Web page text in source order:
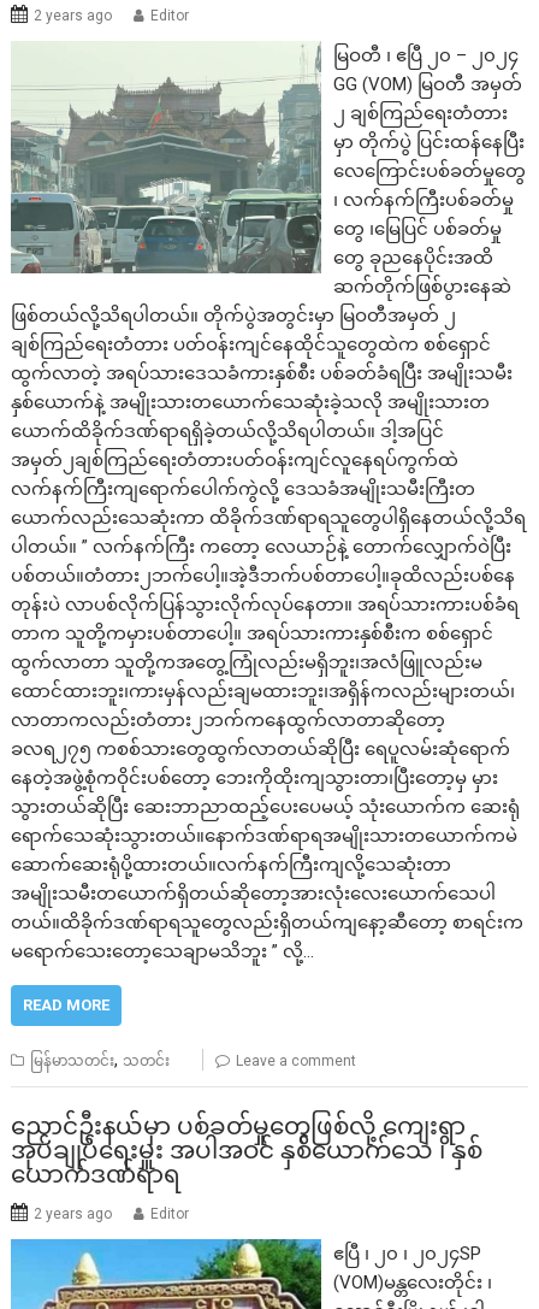
2 years ago Editor
မြဝတီ ၊ ဧပြီ ၂၀ – ၂၀၂၄
GG (VOM) မြဝတီ အမှတ်
၂ ချစ်ကြည်ရေးတံတား
မှာ တိုက်ပွဲ ပြင်းထန်နေပြီး
လေကြောင်းပစ်ခတ်မှုတွေ
၊ လက်နက်ကြီးပစ်ခတ်မှု
တွေ ၊မြေပြင် ပစ်ခတ်မှု
တွေ ခုညနေပိုင်းအထိ
ဆက်တိုက်ဖြစ်ပွားနေဆဲ
ဖြစ်တယ်လို့သိရပါတယ်။ တိုက်ပွဲအတွင်းမှာ မြဝတီအမှတ် ၂
ချစ်ကြည်ရေးတံတား ပတ်ဝန်းကျင်နေထိုင်သူတွေထဲက စစ်ရှောင်
ထွက်လာတဲ့ အရပ်သားဒေသခံကားနှစ်စီး ပစ်ခတ်ခံရပြီး အမျိုးသမီး
နှစ်ယောက်နဲ့ အမျိုးသားတယောက်သေဆုံးခဲ့သလို အမျိုးသားတ
ယောက်ထိခိုက်ဒဏ်ရာရရှိခဲ့တယ်လို့သိရပါတယ်။ ဒါ့အပြင်
အမှတ်၂ချစ်ကြည်ရေးတံတားပတ်ဝန်းကျင်လူနေရပ်ကွက်ထဲ
လက်နက်ကြီးကျရောက်ပေါက်ကွဲလို့ ဒေသခံအမျိုးသမီးကြီးတ
ယောက်လည်းသေဆုံးကာ ထိခိုက်ဒဏ်ရာရသူတွေပါရှိနေတယ်လို့သိရ
ပါတယ်။ ” လက်နက်ကြီး ကတော့ လေယာဉ်နဲ့ တောက်လျှောက်ဝဲပြီး
ပစ်တယ်။တံတား၂ဘက်ပေါ့။အဲ့ဒီဘက်ပစ်တာပေါ့။ခုထိလည်းပစ်နေ
တုန်းပဲ လာပစ်လိုက်ပြန်သွားလိုက်လုပ်နေတာ။ အရပ်သားကားပစ်ခံရ
တာက သူတို့ကမှားပစ်တာပေါ့။ အရပ်သားကားနှစ်စီးက စစ်ရှောင်
ထွက်လာတာ သူတို့ကအတွေ့ကြုံလည်းမရှိဘူး၊အလံဖြူလည်းမ
ထောင်ထားဘူး၊ကားမှန်လည်းချမထားဘူး၊အရှိန်ကလည်းများတယ်၊
လာတာကလည်းတံတား၂ဘက်ကနေထွက်လာတာဆိုတော့
ခလရ၂၇၅ ကစစ်သားတွေထွက်လာတယ်ဆိုပြီး ရေပူလမ်းဆုံရောက်
နေတဲ့အဖွဲ့စုံကဝိုင်းပစ်တော့ ဘေးကိုထိုးကျသွားတာ၊ပြီးတော့မှ မှား
သွားတယ်ဆိုပြီး ဆေးဘာညာထည့်ပေးပေမယ့် သုံးယောက်က ဆေးရုံ
ရောက်သေဆုံးသွားတယ်။နောက်ဒဏ်ရာရအမျိုးသားတယောက်ကမဲ
ဆောက်ဆေးရုံပို့ထားတယ်။လက်နက်ကြီးကျလို့သေဆုံးတာ
အမျိုးသမီးတယောက်ရှိတယ်ဆိုတော့အားလုံးလေးယောက်သေပါ
တယ်။ထိခိုက်ဒဏ်ရာရသူတွေလည်းရှိတယ်ကျနော့ဆီတော့ စာရင်းက
မရောက်သေးတော့သေချာမသိဘူး ” လို့…
READ MORE
မြန်မာသတင်း, သတင်း Leave a comment
ညောင်ဦးနယ်မှာ ပစ်ခတ်မှုတွေဖြစ်လို့ ကျေးရွာ
အုပ်ချုပ်ရေးမှူး အပါအဝင် နှစ်ယောက်သေ ၊ နှစ်
ယောက်ဒဏ်ရာရ
2 years ago Editor
ဧပြီ ၊ ၂၀ ၊ ၂၀၂၄SP
(VOM)မန္တလေးတိုင်း ၊